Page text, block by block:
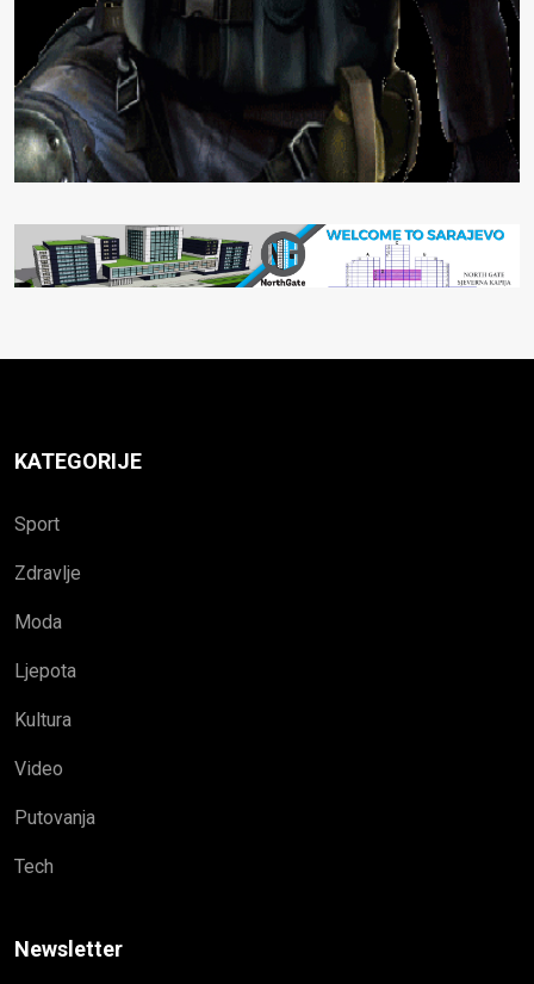
KATEGORIJE
Sport
Zdravlje
Moda
Ljepota
Kultura
Video
Putovanja
Tech
Newsletter